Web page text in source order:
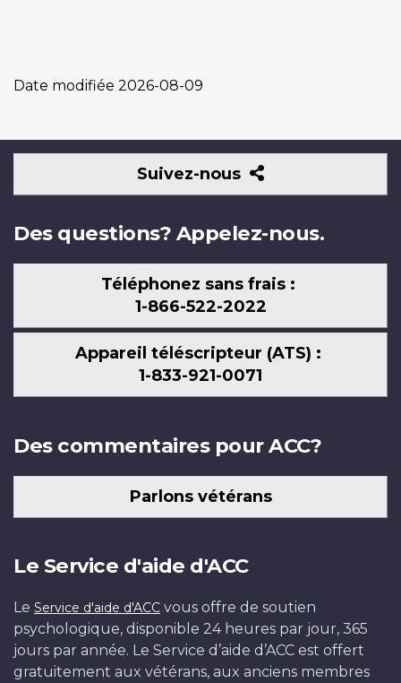
Date modifiée 2026-08-09
Suivez-nous
Suivez-
nous
Des questions? Appelez-nous.
Téléphonez sans frais :
1-866-522-2022
Appareil téléscripteur (ATS) :
1-833-921-0071
Des commentaires pour ACC?
Parlons vétérans
Le Service d'aide d'ACC
Le Service d'aide d'ACC vous offre de soutien
psychologique, disponible 24 heures par jour, 365
jours par année. Le Service d’aide d’ACC est offert
gratuitement aux vétérans, aux anciens membres